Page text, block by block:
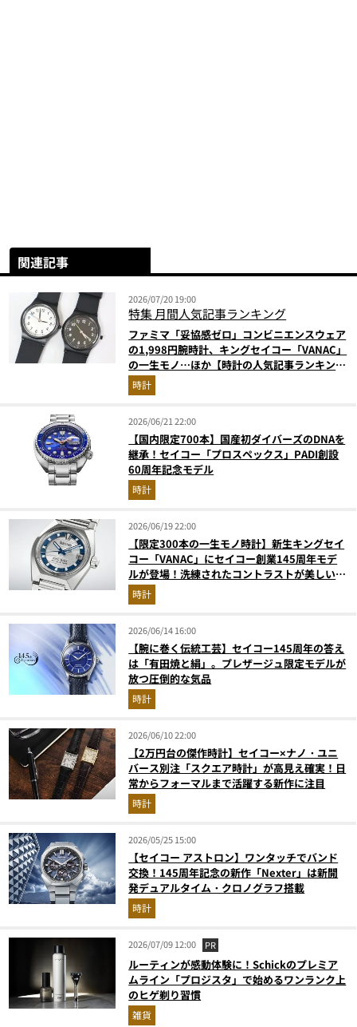
関連記事
2026/07/20 19:00
特集月間人気記事ランキング
ファミマ「妥協感ゼロ」コンビニエンスウェア
の1,998円腕時計、キングセイコー「VANAC」
の一生モノ…ほか【時計の人気記事ランキング
ベスト3】（2026年6月版）
時計
2026/06/21 22:00
【国内限定700本】国産初ダイバーズのDNAを
継承！セイコー「プロスペックス」PADI創設
60周年記念モデル
時計
2026/06/19 22:00
【限定300本の一生モノ時計】新生キングセイ
コー「VANAC」にセイコー創業145周年モデ
ルが登場！洗練されたコントラストが美しい大
人の名機
時計
2026/06/14 16:00
【腕に巻く伝統工芸】セイコー145周年の答え
は「有田焼と絹」。プレザージュ限定モデルが
放つ圧倒的な気品
時計
2026/06/10 22:00
【2万円台の傑作時計】セイコー×ナノ・ユニ
バース別注「スクエア時計」が高見え確実！日
常からフォーマルまで活躍する新作に注目
時計
2026/05/25 15:00
【セイコー アストロン】ワンタッチでバンド
交換！145周年記念の新作「Nexter」は新開
発デュアルタイム・クロノグラフ搭載
時計
2026/07/09 12:00 PR
ルーティンが感動体験に！Schickのプレミア
ムライン「プロジスタ」で始めるワンランク上
のヒゲ剃り習慣
雑貨